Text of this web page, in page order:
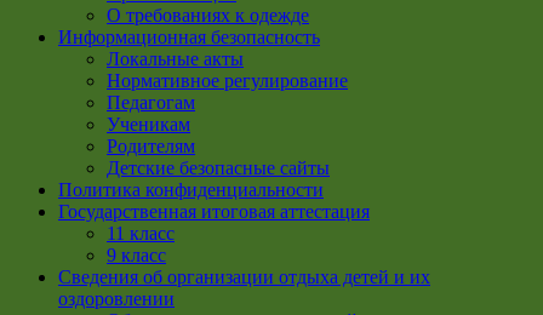
О требованиях к одежде
Информационная безопасность
Локальные акты
Нормативное регулирование
Педагогам
Ученикам
Родителям
Детские безопасные сайты
Политика конфиденциальности
Государственная итоговая аттестация
11 класс
9 класс
Сведения об организации отдыха детей и их
оздоровлении